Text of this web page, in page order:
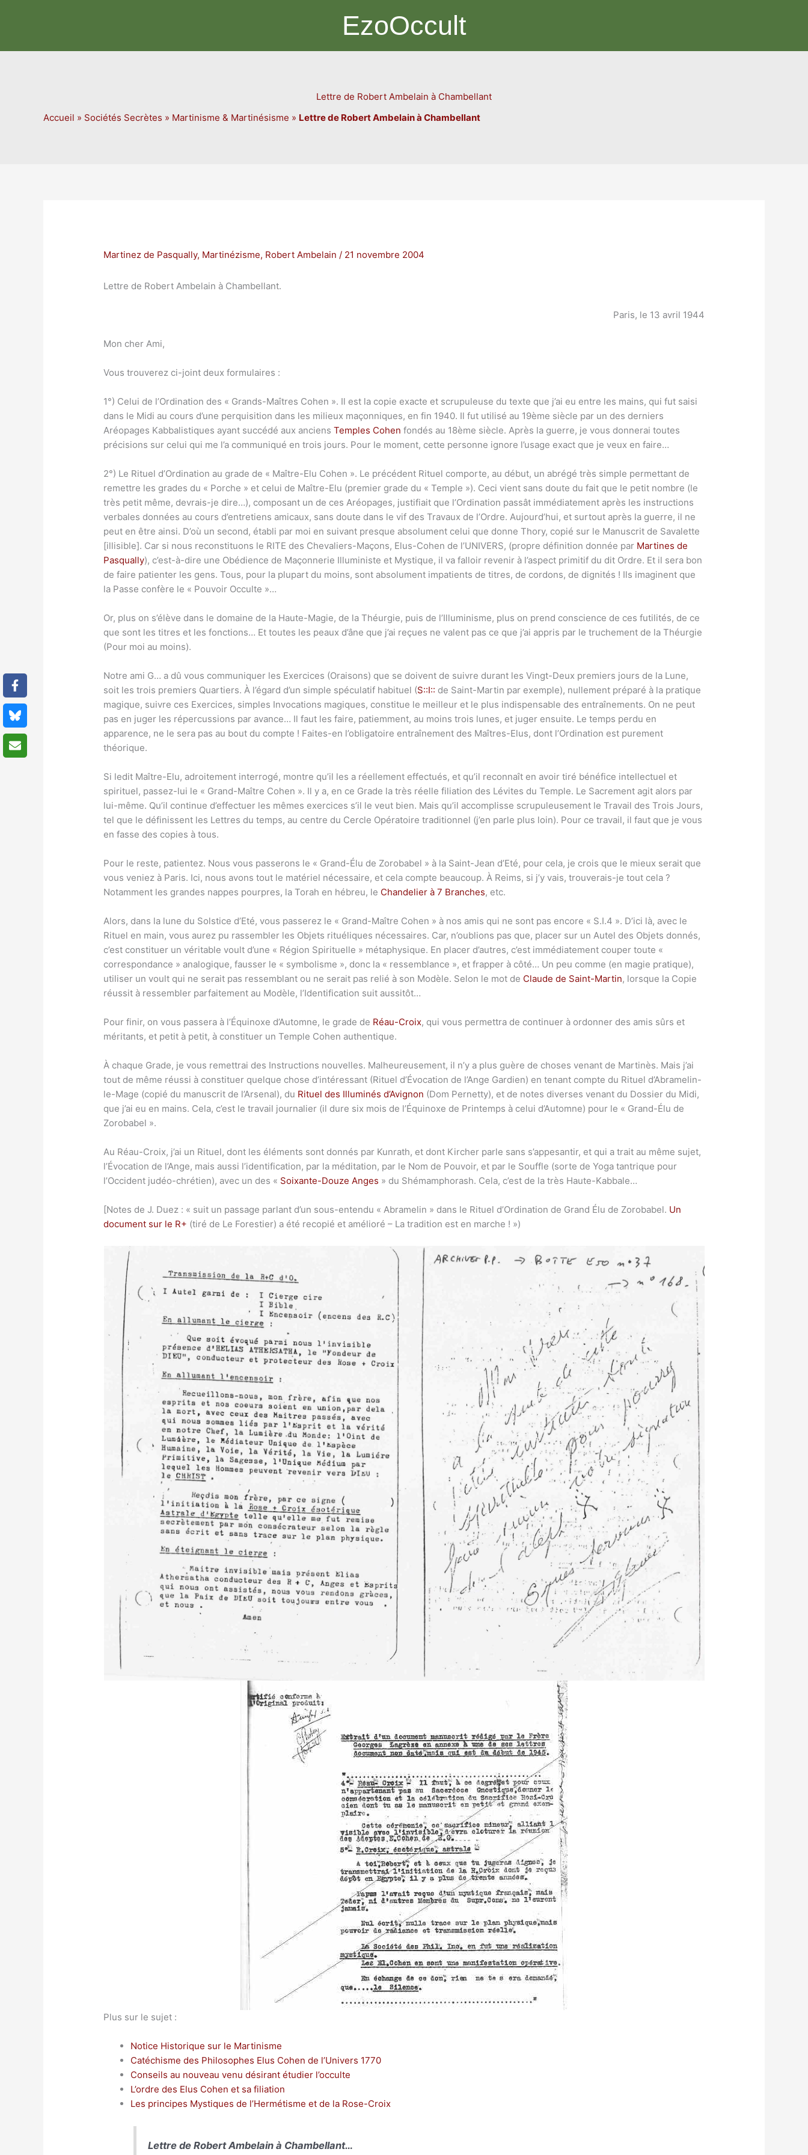
EzoOccult
Lettre de Robert Ambelain à Chambellant
Accueil » Sociétés Secrètes » Martinisme & Martinésisme » Lettre de Robert Ambelain à Chambellant
Martinez de Pasqually, Martinézisme, Robert Ambelain / 21 novembre 2004
Lettre de Robert Ambelain à Chambellant.
Paris, le 13 avril 1944
Mon cher Ami,
Vous trouverez ci-joint deux formulaires :
1°) Celui de l’Ordination des « Grands-Maîtres Cohen ». Il est la copie exacte et scrupuleuse du texte que j’ai eu entre les mains, qui fut saisi
dans le Midi au cours d’une perquisition dans les milieux maçonniques, en fin 1940. Il fut utilisé au 19ème siècle par un des derniers
Aréopages Kabbalistiques ayant succédé aux anciensTemples Cohen fondés au 18ème siècle. Après la guerre, je vous donnerai toutes
précisions sur celui qui me l’a communiqué en trois jours. Pour le moment, cette personne ignore l’usage exact que je veux en faire…
2°) Le Rituel d’Ordination au grade de « Maître-Elu Cohen ». Le précédent Rituel comporte, au début, un abrégé très simple permettant de
remettre les grades du « Porche » et celui de Maître-Elu (premier grade du « Temple »). Ceci vient sans doute du fait que le petit nombre (le
très petit même, devrais-je dire…), composant un de ces Aréopages, justifiait que l’Ordination passât immédiatement après les instructions
verbales données au cours d’entretiens amicaux, sans doute dans le vif des Travaux de l’Ordre. Aujourd’hui, et surtout après la guerre, il ne
peut en être ainsi. D’où un second, établi par moi en suivant presque absolument celui que donne Thory, copié sur le Manuscrit de Savalette
[illisible]. Car si nous reconstituons le RITE des Chevaliers-Maçons, Elus-Cohen de l’UNIVERS, (propre définition donnée par Martines de
Pasqually), c’est-à-dire une Obédience de Maçonnerie Illuministe et Mystique, il va falloir revenir à l’aspect primitif du dit Ordre. Et il sera bon
de faire patienter les gens. Tous, pour la plupart du moins, sont absolument impatients de titres, de cordons, de dignités ! Ils imaginent que
la Passe confère le « Pouvoir Occulte »…
Or, plus on s’élève dans le domaine de la Haute-Magie, de la Théurgie, puis de l’Illuminisme, plus on prend conscience de ces futilités, de ce
que sont les titres et les fonctions… Et toutes les peaux d’âne que j’ai reçues ne valent pas ce que j’ai appris par le truchement de la Théurgie
(Pour moi au moins).
Notre ami G… a dû vous communiquer les Exercices (Oraisons) que se doivent de suivre durant les Vingt-Deux premiers jours de la Lune,
soit les trois premiers Quartiers. À l’égard d’un simple spéculatif habituel (S::I:: de Saint-Martin par exemple), nullement préparé à la pratique
magique, suivre ces Exercices, simples Invocations magiques, constitue le meilleur et le plus indispensable des entraînements. On ne peut
pas en juger les répercussions par avance… Il faut les faire, patiemment, au moins trois lunes, et juger ensuite. Le temps perdu en
apparence, ne le sera pas au bout du compte ! Faites-en l’obligatoire entraînement des Maîtres-Elus, dont l’Ordination est purement
théorique.
Si ledit Maître-Elu, adroitement interrogé, montre qu’il les a réellement effectués, et qu’il reconnaît en avoir tiré bénéfice intellectuel et
spirituel, passez-lui le « Grand-Maître Cohen ». Il y a, en ce Grade la très réelle filiation des Lévites du Temple. Le Sacrement agit alors par
lui-même. Qu’il continue d’effectuer les mêmes exercices s’il le veut bien. Mais qu’il accomplisse scrupuleusement le Travail des Trois Jours,
tel que le définissent les Lettres du temps, au centre du Cercle Opératoire traditionnel (j’en parle plus loin). Pour ce travail, il faut que je vous
en fasse des copies à tous.
Pour le reste, patientez. Nous vous passerons le « Grand-Élu de Zorobabel » à la Saint-Jean d’Eté, pour cela, je crois que le mieux serait que
vous veniez à Paris. Ici, nous avons tout le matériel nécessaire, et cela compte beaucoup. À Reims, si j’y vais, trouverais-je tout cela ?
Notamment les grandes nappes pourpres, la Torah en hébreu, le Chandelier à 7 Branches, etc.
Alors, dans la lune du Solstice d’Eté, vous passerez le « Grand-Maître Cohen » à nos amis qui ne sont pas encore « S.I.4 ». D’ici là, avec le
Rituel en main, vous aurez pu rassembler les Objets rituéliques nécessaires. Car, n’oublions pas que, placer sur un Autel des Objets donnés,
c’est constituer un véritable voult d’une « Région Spirituelle » métaphysique. En placer d’autres, c’est immédiatement couper toute «
correspondance » analogique, fausser le « symbolisme », donc la « ressemblance », et frapper à côté… Un peu comme (en magie pratique),
utiliser un voult qui ne serait pas ressemblant ou ne serait pas relié à son Modèle. Selon le mot de Claude de Saint-Martin, lorsque la Copie
réussit à ressembler parfaitement au Modèle, l’Identification suit aussitôt…
Pour finir, on vous passera à l’Équinoxe d’Automne, le grade de Réau-Croix, qui vous permettra de continuer à ordonner des amis sûrs et
méritants, et petit à petit, à constituer un Temple Cohen authentique.
À chaque Grade, je vous remettrai des Instructions nouvelles. Malheureusement, il n’y a plus guère de choses venant de Martinès. Mais j’ai
tout de même réussi à constituer quelque chose d’intéressant (Rituel d’Évocation de l’Ange Gardien) en tenant compte du Rituel d’Abramelin-
le-Mage (copié du manuscrit de l’Arsenal), du Rituel des Illuminés d’Avignon (Dom Pernetty), et de notes diverses venant du Dossier du Midi,
que j’ai eu en mains. Cela, c’est le travail journalier (il dure six mois de l’Équinoxe de Printemps à celui d’Automne) pour le « Grand-Élu de
Zorobabel ».
Au Réau-Croix, j’ai un Rituel, dont les éléments sont donnés par Kunrath, et dont Kircher parle sans s’appesantir, et qui a trait au même sujet,
l’Évocation de l’Ange, mais aussi l’identification, par la méditation, par le Nom de Pouvoir, et par le Souffle (sorte de Yoga tantrique pour
l’Occident judéo-chrétien), avec un des « Soixante-Douze Anges » du Shémamphorash. Cela, c’est de la très Haute-Kabbale…
[Notes de J. Duez : « suit un passage parlant d’un sous-entendu « Abramelin » dans le Rituel d’Ordination de Grand Élu de Zorobabel. Un
document sur le R+ (tiré de Le Forestier) a été recopié et amélioré – La tradition est en marche ! »)
Plus sur le sujet :
Notice Historique sur le Martinisme
Catéchisme des Philosophes Elus Cohen de l’Univers 1770
Conseils au nouveau venu désirant étudier l’occulte
L’ordre des Elus Cohen et sa filiation
Les principes Mystiques de l’Hermétisme et de la Rose-Croix
Lettre de Robert Ambelain à Chambellant…